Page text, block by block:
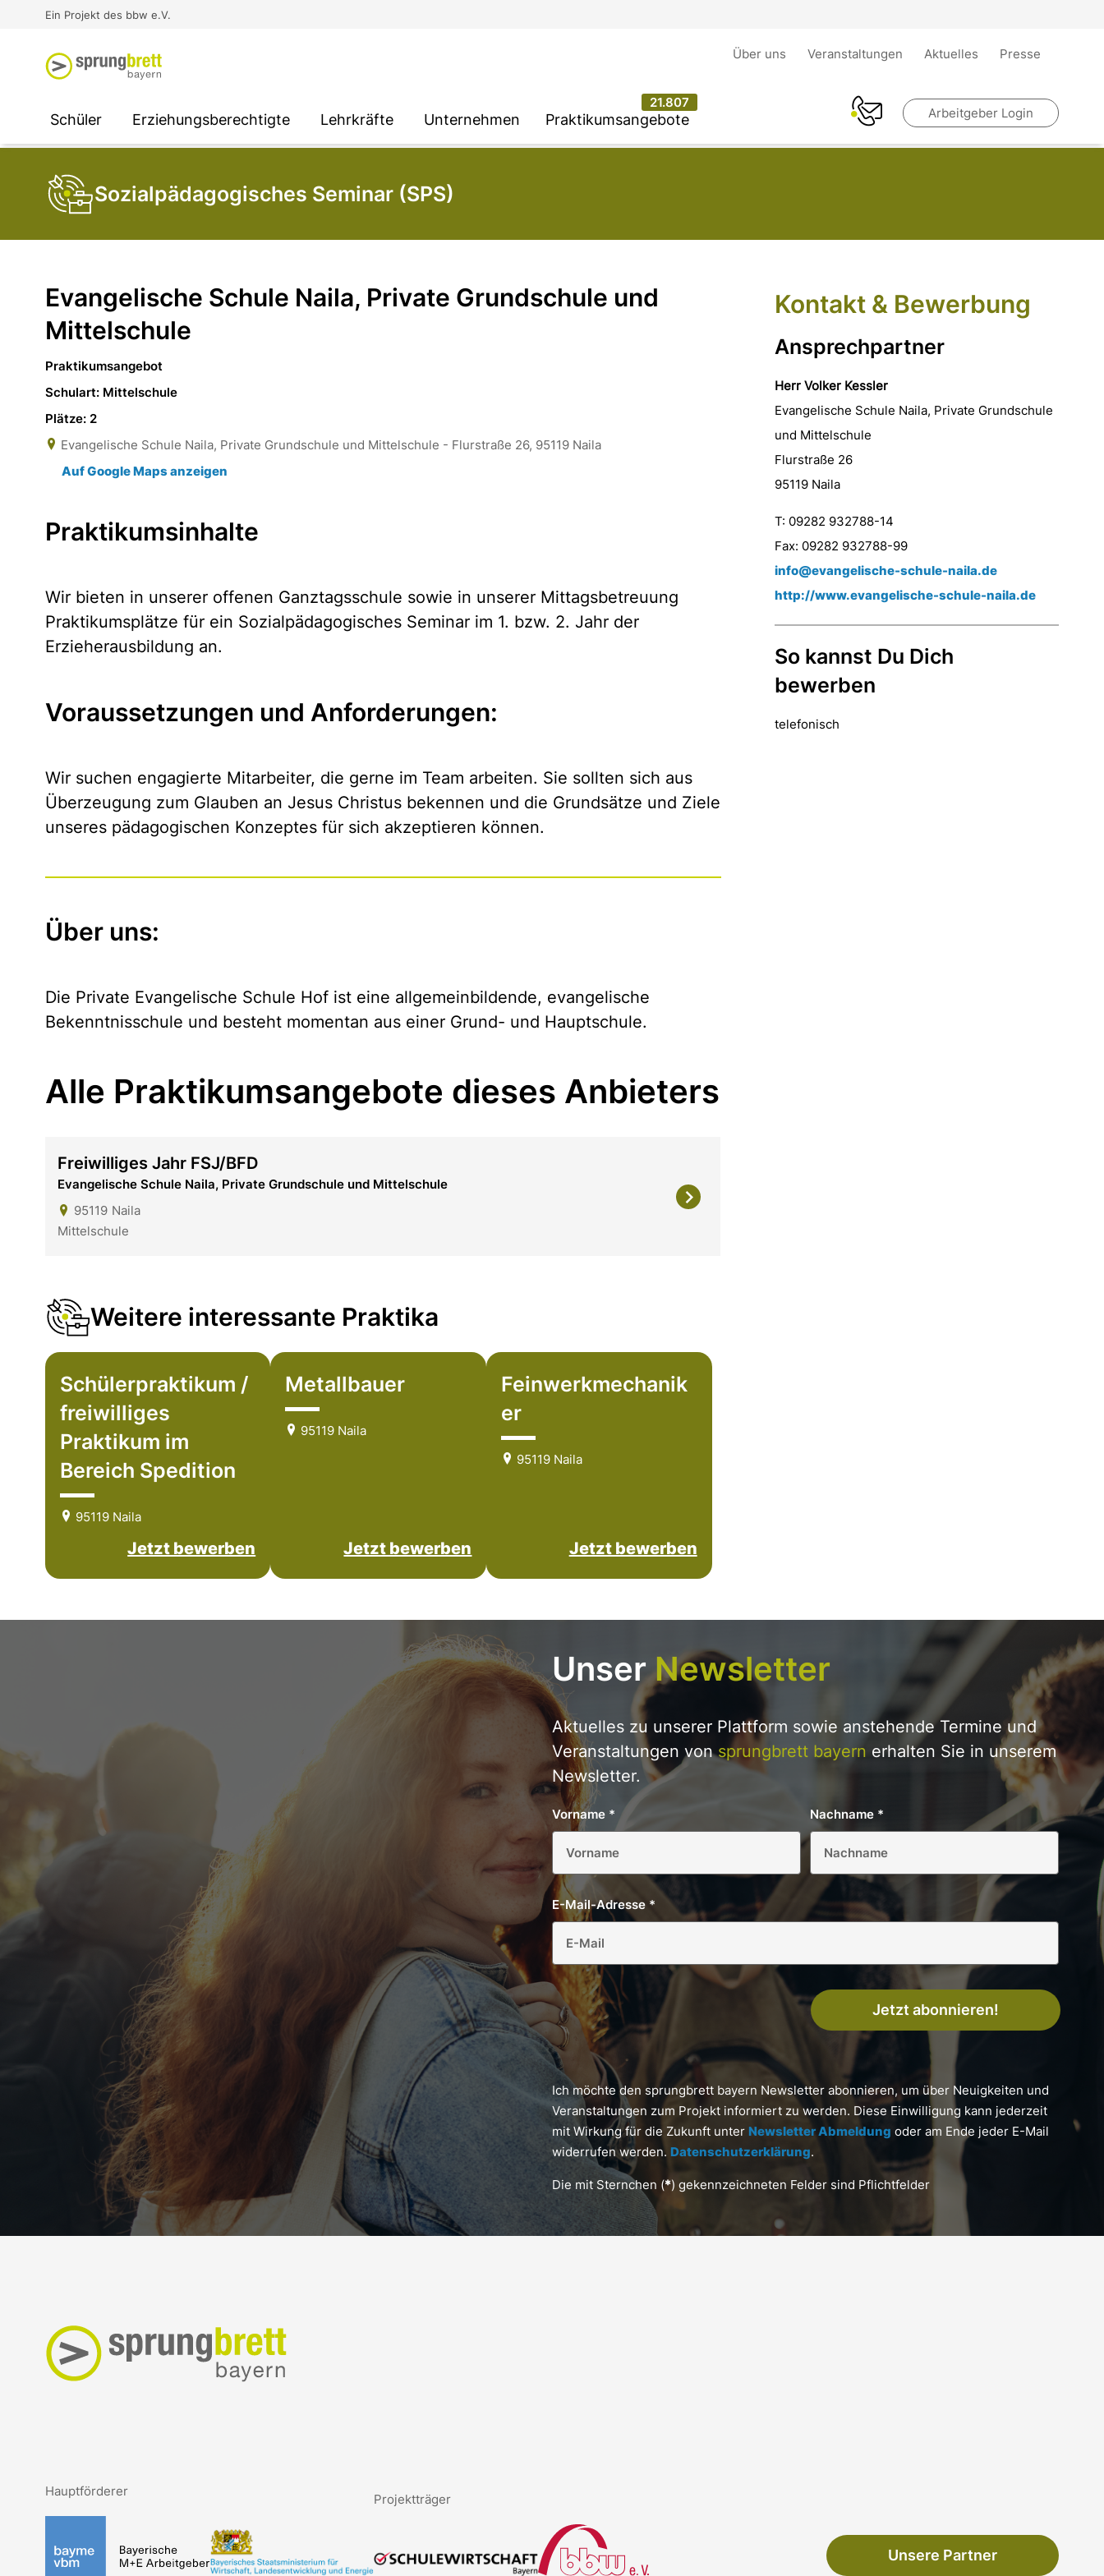
Ein Projekt des bbw e.V.
Über uns Veranstaltungen Aktuelles Presse
Schüler
SOCIAL MEDIA
Erziehungsberechtigte
SOCIAL MEDIA
Lehrkräfte
SOCIAL MEDIA
Unternehmen
Unternehmen
Praktikumsangebote
21.807
Arbeitgeber Login
Sozialpädagogisches Seminar (SPS)
Evangelische Schule Naila, Private Grundschule und
Mittelschule
Praktikumsangebot
Schulart: Mittelschule
Plätze: 2
Evangelische Schule Naila, Private Grundschule und Mittelschule - Flurstraße 26, 95119 Naila
Auf Google Maps anzeigen
Praktikumsinhalte
Wir bieten in unserer offenen Ganztagsschule sowie in unserer Mittagsbetreuung
Praktikumsplätze für ein Sozialpädagogisches Seminar im 1. bzw. 2. Jahr der
Erzieherausbildung an.
Voraussetzungen und Anforderungen:
Wir suchen engagierte Mitarbeiter, die gerne im Team arbeiten. Sie sollten sich aus
Überzeugung zum Glauben an Jesus Christus bekennen und die Grundsätze und Ziele
unseres pädagogischen Konzeptes für sich akzeptieren können.
Über uns:
Die Private Evangelische Schule Hof ist eine allgemeinbildende, evangelische
Bekenntnisschule und besteht momentan aus einer Grund- und Hauptschule.
Alle Praktikumsangebote dieses Anbieters
Freiwilliges Jahr FSJ/BFD
Evangelische Schule Naila, Private Grundschule und Mittelschule
95119 Naila
Mittelschule
Weitere interessante Praktika
Schülerpraktikum /
freiwilliges
Praktikum im
Bereich Spedition
95119 Naila
Jetzt bewerben
Metallbauer
95119 Naila
Jetzt bewerben
Feinwerkmechanik
er
95119 Naila
Jetzt bewerben
Kontakt & Bewerbung
Ansprechpartner
Herr Volker Kessler
Evangelische Schule Naila, Private Grundschule
und Mittelschule
Flurstraße 26
95119 Naila
T: 09282 932788-14
Fax: 09282 932788-99
info@evangelische-schule-naila.de
http://www.evangelische-schule-naila.de
So kannst Du Dich
bewerben
telefonisch
UnserNewsletter
Aktuelles zu unserer Plattform sowie anstehende Termine und
Veranstaltungen vonsprungbrett bayern erhalten Sie in unserem
Newsletter.
Vorname * Nachname *
E-Mail-Adresse *
Jetzt abonnieren!
Ich möchte den sprungbrett bayern Newsletter abonnieren, um über Neuigkeiten und
Veranstaltungen zum Projekt informiert zu werden. Diese Einwilligung kann jederzeit
mit Wirkung für die Zukunft unter Newsletter Abmeldung oder am Ende jeder E-Mail
widerrufen werden. Datenschutzerklärung.
Die mit Sternchen (*) gekennzeichneten Felder sind Pflichtfelder
Hauptförderer
Projektträger
Unsere Partner